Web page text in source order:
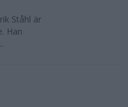
Ståhl är
Han